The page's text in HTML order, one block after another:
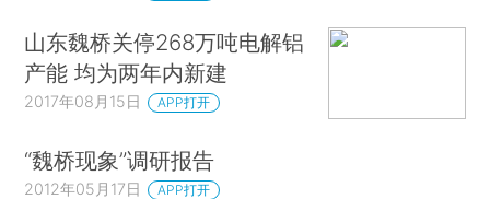
山东魏桥关停268万吨电解铝
产能 均为两年内新建
2017年08月15日 APP打开
“魏桥现象”调研报告
2012年05月17日 APP打开